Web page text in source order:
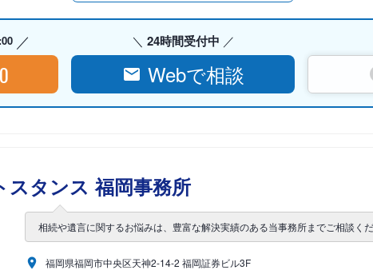
24時間受付中
Webで相談
スタンス 福岡事務所
相続や遺言に関するお悩みは、豊富な解決実績のある当事務所までご相談くだ
福岡県福岡市中央区天神2-14-2 福岡証券ビル3F